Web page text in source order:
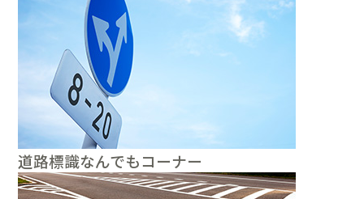
道路標識なんでもコーナー